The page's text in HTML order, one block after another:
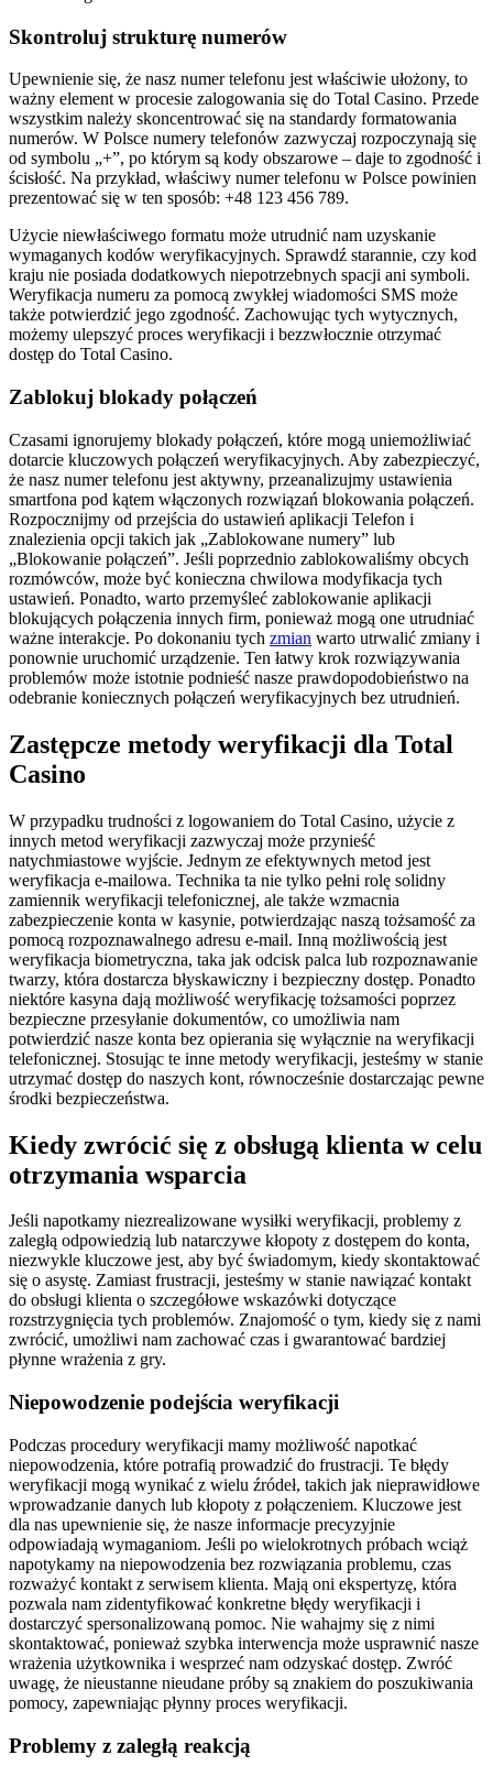
Skontroluj strukturę numerów
Upewnienie się, że nasz numer telefonu jest właściwie ułożony, to
ważny element w procesie zalogowania się do Total Casino. Przede
wszystkim należy skoncentrować się na standardy formatowania
numerów. W Polsce numery telefonów zazwyczaj rozpoczynają się
od symbolu „+”, po którym są kody obszarowe – daje to zgodność i
ścisłość. Na przykład, właściwy numer telefonu w Polsce powinien
prezentować się w ten sposób: +48 123 456 789.
Użycie niewłaściwego formatu może utrudnić nam uzyskanie
wymaganych kodów weryfikacyjnych. Sprawdź starannie, czy kod
kraju nie posiada dodatkowych niepotrzebnych spacji ani symboli.
Weryfikacja numeru za pomocą zwykłej wiadomości SMS może
także potwierdzić jego zgodność. Zachowując tych wytycznych,
możemy ulepszyć proces weryfikacji i bezzwłocznie otrzymać
dostęp do Total Casino.
Zablokuj blokady połączeń
Czasami ignorujemy blokady połączeń, które mogą uniemożliwiać
dotarcie kluczowych połączeń weryfikacyjnych. Aby zabezpieczyć,
że nasz numer telefonu jest aktywny, przeanalizujmy ustawienia
smartfona pod kątem włączonych rozwiązań blokowania połączeń.
Rozpocznijmy od przejścia do ustawień aplikacji Telefon i
znalezienia opcji takich jak „Zablokowane numery” lub
„Blokowanie połączeń”. Jeśli poprzednio zablokowaliśmy obcych
rozmówców, może być konieczna chwilowa modyfikacja tych
ustawień. Ponadto, warto przemyśleć zablokowanie aplikacji
blokujących połączenia innych firm, ponieważ mogą one utrudniać
ważne interakcje. Po dokonaniu tych zmian warto utrwalić zmiany i
ponownie uruchomić urządzenie. Ten łatwy krok rozwiązywania
problemów może istotnie podnieść nasze prawdopodobieństwo na
odebranie koniecznych połączeń weryfikacyjnych bez utrudnień.
Zastępcze metody weryfikacji dla Total
Casino
W przypadku trudności z logowaniem do Total Casino, użycie z
innych metod weryfikacji zazwyczaj może przynieść
natychmiastowe wyjście. Jednym ze efektywnych metod jest
weryfikacja e-mailowa. Technika ta nie tylko pełni rolę solidny
zamiennik weryfikacji telefonicznej, ale także wzmacnia
zabezpieczenie konta w kasynie, potwierdzając naszą tożsamość za
pomocą rozpoznawalnego adresu e-mail. Inną możliwością jest
weryfikacja biometryczna, taka jak odcisk palca lub rozpoznawanie
twarzy, która dostarcza błyskawiczny i bezpieczny dostęp. Ponadto
niektóre kasyna dają możliwość weryfikację tożsamości poprzez
bezpieczne przesyłanie dokumentów, co umożliwia nam
potwierdzić nasze konta bez opierania się wyłącznie na weryfikacji
telefonicznej. Stosując te inne metody weryfikacji, jesteśmy w stanie
utrzymać dostęp do naszych kont, równocześnie dostarczając pewne
środki bezpieczeństwa.
Kiedy zwrócić się z obsługą klienta w celu
otrzymania wsparcia
Jeśli napotkamy niezrealizowane wysiłki weryfikacji, problemy z
zaległą odpowiedzią lub natarczywe kłopoty z dostępem do konta,
niezwykle kluczowe jest, aby być świadomym, kiedy skontaktować
się o asystę. Zamiast frustracji, jesteśmy w stanie nawiązać kontakt
do obsługi klienta o szczegółowe wskazówki dotyczące
rozstrzygnięcia tych problemów. Znajomość o tym, kiedy się z nami
zwrócić, umożliwi nam zachować czas i gwarantować bardziej
płynne wrażenia z gry.
Niepowodzenie podejścia weryfikacji
Podczas procedury weryfikacji mamy możliwość napotkać
niepowodzenia, które potrafią prowadzić do frustracji. Te błędy
weryfikacji mogą wynikać z wielu źródeł, takich jak nieprawidłowe
wprowadzanie danych lub kłopoty z połączeniem. Kluczowe jest
dla nas upewnienie się, że nasze informacje precyzyjnie
odpowiadają wymaganiom. Jeśli po wielokrotnych próbach wciąż
napotykamy na niepowodzenia bez rozwiązania problemu, czas
rozważyć kontakt z serwisem klienta. Mają oni ekspertyzę, która
pozwala nam zidentyfikować konkretne błędy weryfikacji i
dostarczyć spersonalizowaną pomoc. Nie wahajmy się z nimi
skontaktować, ponieważ szybka interwencja może usprawnić nasze
wrażenia użytkownika i wesprzeć nam odzyskać dostęp. Zwróć
uwagę, że nieustanne nieudane próby są znakiem do poszukiwania
pomocy, zapewniając płynny proces weryfikacji.
Problemy z zaległą reakcją